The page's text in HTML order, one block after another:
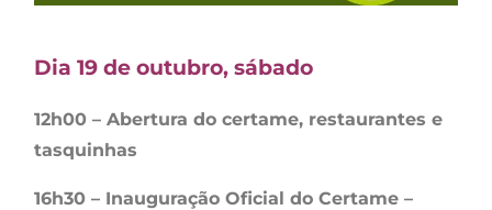
Dia 19 de outubro, sábado
12h00 – Abertura do certame, restaurantes e
tasquinhas
16h30 – Inauguração Oficial do Certame –